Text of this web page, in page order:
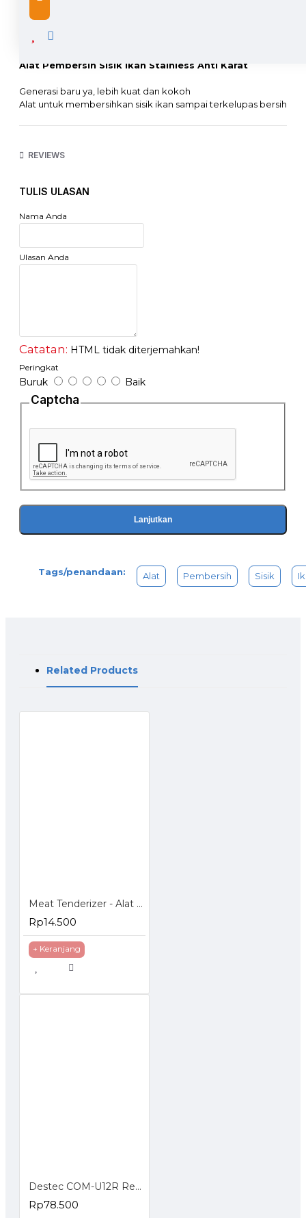
DESCRIPTION
Alat Pembersih Sisik Ikan Stainless Anti Karat
Generasi baru ya, lebih kuat dan kokoh
Alat untuk membersihkan sisik ikan sampai terkelupas bersih
resto, cafe, hotel dan catering.
Bahan : Stainless Steel
REVIEWS
TULIS ULASAN
Nama Anda
Ulasan Anda
Catatan: HTML tidak diterjemahkan!
Peringkat
Buruk Baik
Captcha
Lanjutkan
Tags/penandaan: Alat Pembersih Sisik
Related Products
Meat Tenderizer - Alat Pelunak Daging
Rp14.500
+ Keranjang
Destec COM-U12R Regulator Gas dengan Pengaman Ganda
Rp78.500